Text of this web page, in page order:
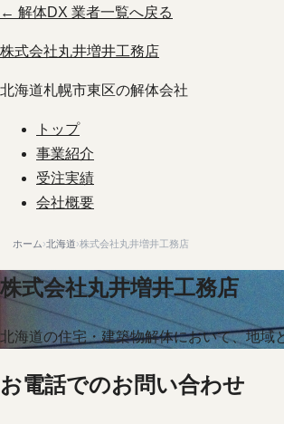
← 解体DX 業者一覧へ戻る
株式会社丸井増井工務店
北海道札幌市東区の解体会社
トップ
事業紹介
受注実績
会社概要
ホーム›北海道›株式会社丸井増井工務店
株式会社丸井増井工務店
北海道の住宅・建築物解体において、地域
お電話でのお問い合わせ